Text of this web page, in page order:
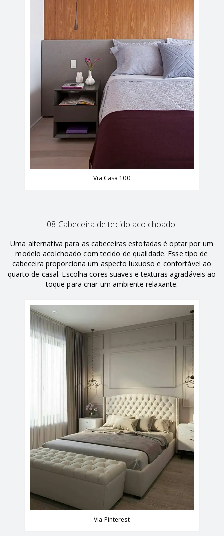
Via Casa 100
08-Cabeceira de tecido acolchoado:
Uma alternativa para as cabeceiras estofadas é optar por um
modelo acolchoado com tecido de qualidade. Esse tipo de
cabeceira proporciona um aspecto luxuoso e confortável ao
quarto de casal. Escolha cores suaves e texturas agradáveis ao
toque para criar um ambiente relaxante.
Via Pinterest